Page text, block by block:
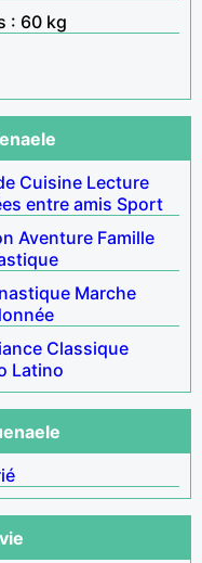
: 60 kg
Cuisine Lecture
entre amis Sport
Aventure Famille
Marche
Classique
Latino